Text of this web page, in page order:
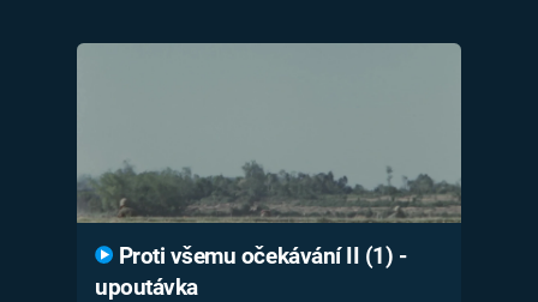
Časopis
Přihlášení
Sledujte nás Proti všemu očekávání II (1) -
upoutávka